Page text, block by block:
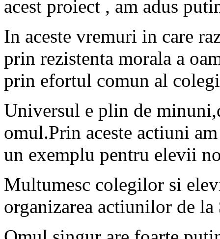
acest proiect , am adus
In aceste vremuri in care
prin rezistenta morala a
prin efortul comun al
Universul e plin de
omul.Prin aceste actiuni
un exemplu pentru elevii
Multumesc colegilor si
organizarea actiunilor de la